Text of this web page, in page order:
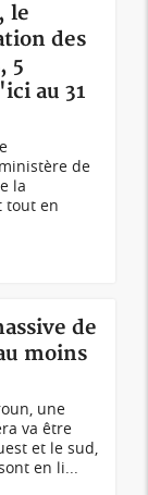
le
des
5
au 31
de
la
tout en
de
moins
une
va être
et le sud,
en li...